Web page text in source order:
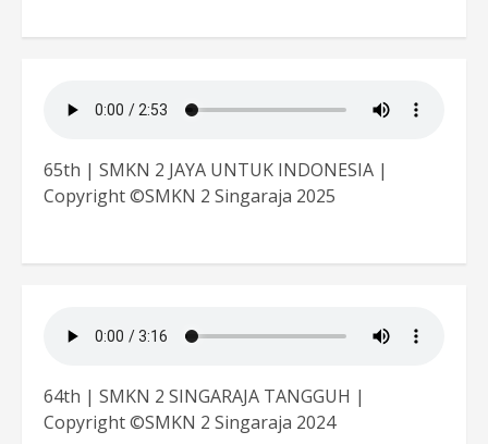
65th | SMKN 2 JAYA UNTUK INDONESIA |
Copyright ©SMKN 2 Singaraja 2025
64th | SMKN 2 SINGARAJA TANGGUH |
Copyright ©SMKN 2 Singaraja 2024